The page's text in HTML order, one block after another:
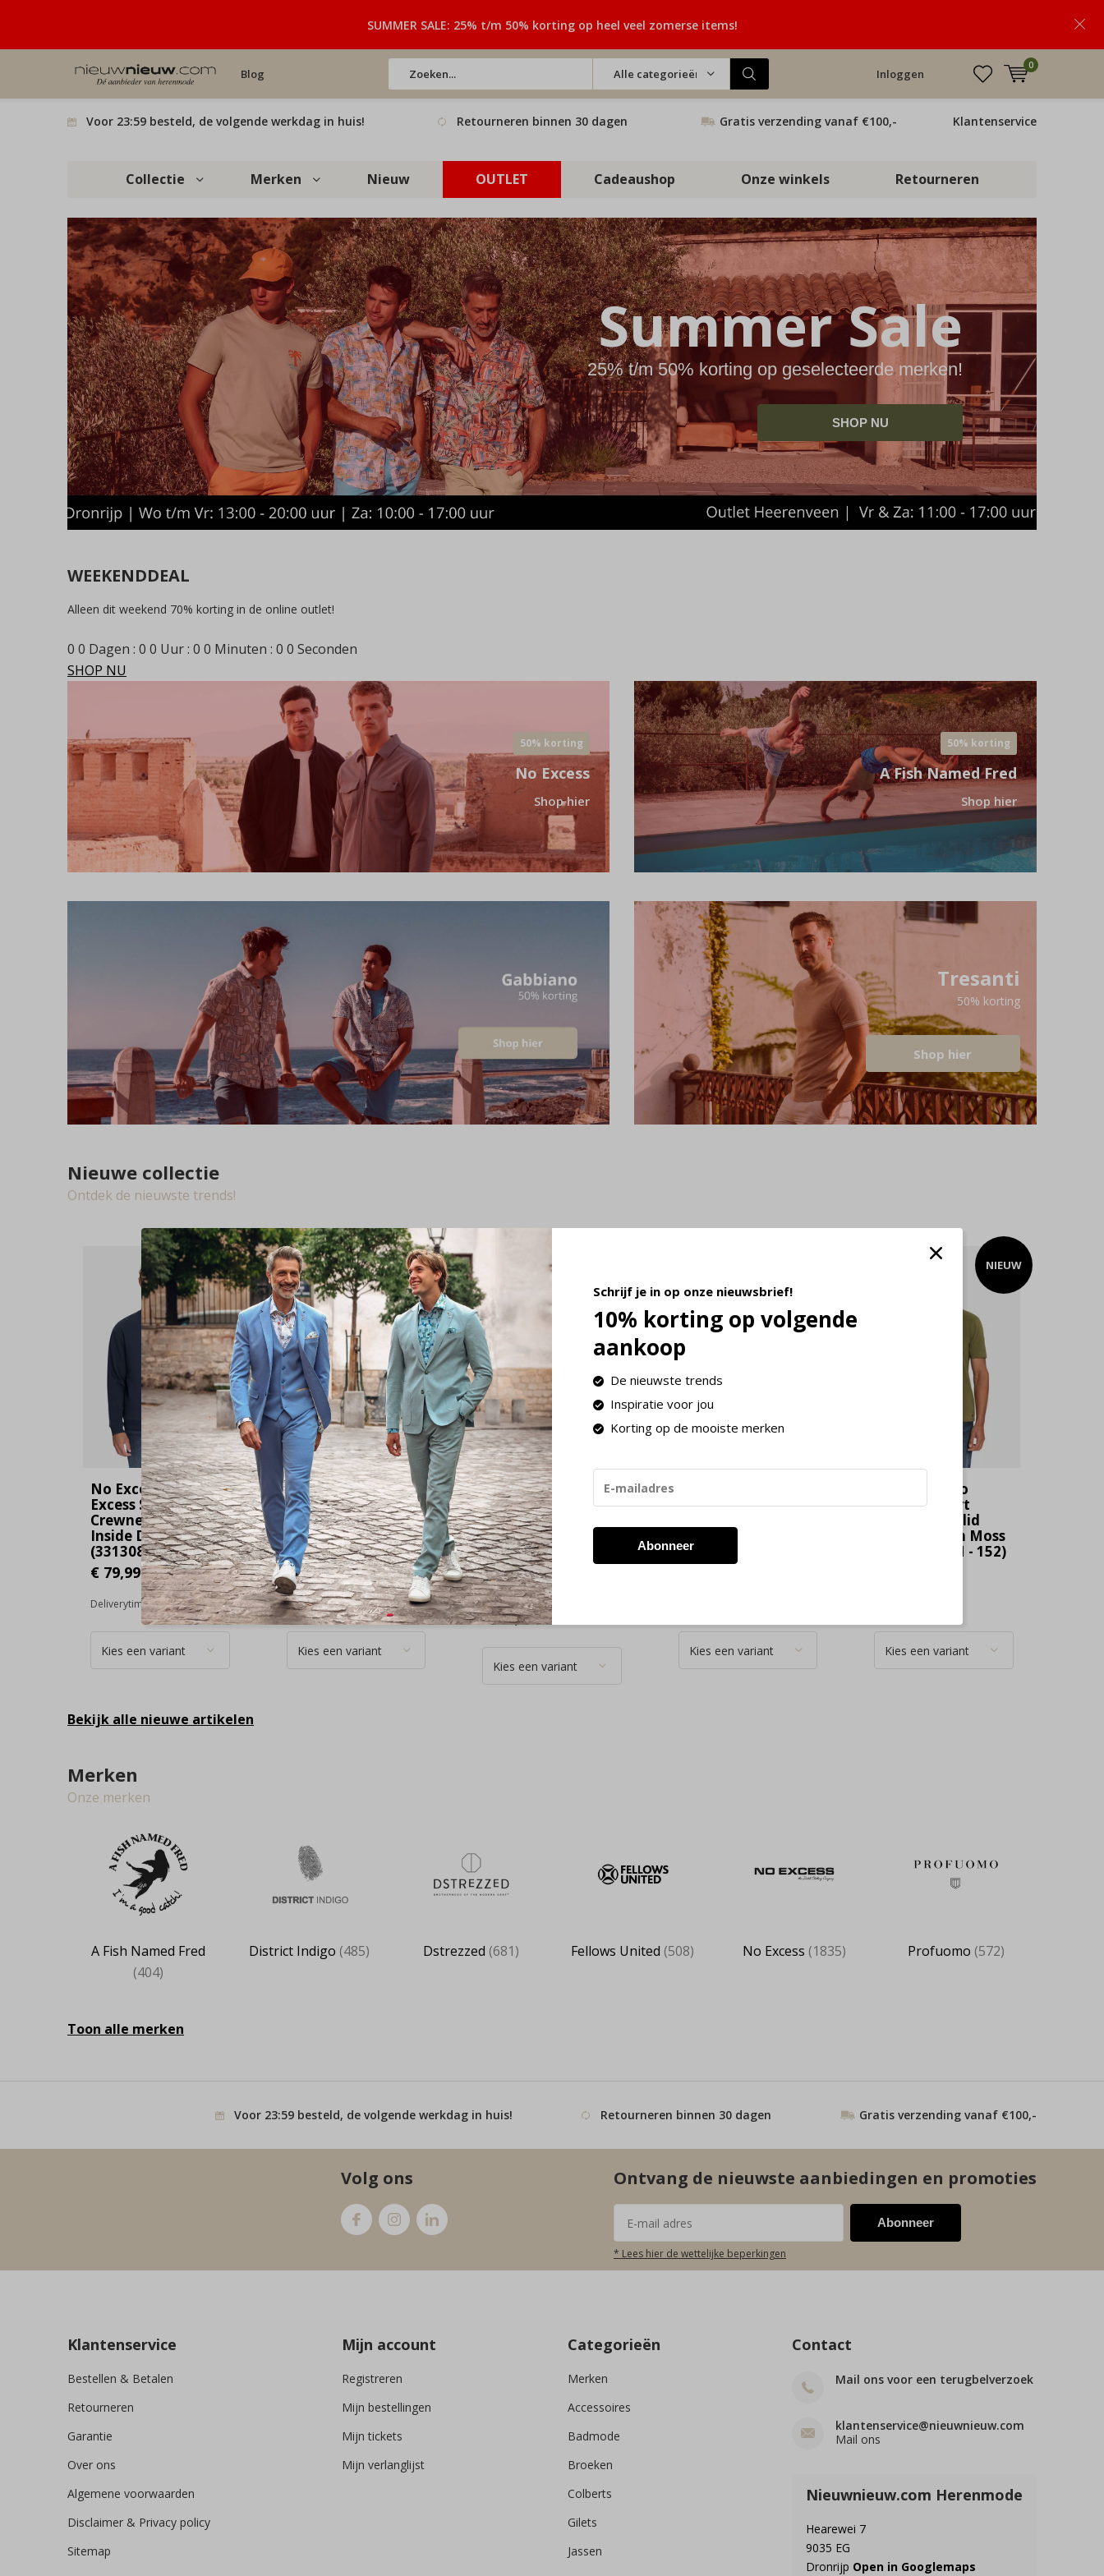
Blog Alle categorieën Inloggen
0
SUMMER SALE: 25% t/m 50% korting op heel veel zomerse items!
Voor 23:59 besteld, de volgende werkdag in huis! Retourneren binnen 30 dagen Gratis verzending vanaf €100,- Klantenservice
Collectie Merken Nieuw OUTLET Cadeaushop Onze winkels Retourneren
Summer Sale
25% t/m 50% korting op geselecteerde merken!
SHOP NU
WEEKENDDEAL
Alleen dit weekend 70% korting in de online outlet!
0 0 Dagen : 0 0 Uur: 0 0 Minuten : 0 0 Seconden
SHOP NU
50% korting
No Excess
Shop hier
50% korting
A Fish Named Fred
Shop hier
Tresanti
50% korting
Shop hier
Nieuwe collectie
Ontdek de nieuwste trends!
No Excess No
Excess Sweater
Crewneck Brushed
Inside Dark Night
(33130857 - 178)
NIEUW
€ 79,99
Deliverytime
No Excess No
Excess Sweater
Crewneck Brushed
Inside Clay
(33130857 - 018)
NIEUW
€ 79,99
Deliverytime
No Excess No
Excess T-shirt
Crewneck Graphic
Back print Dark
Brown (33340712 -
042)
€ 39,99
Deliverytime
Excess T-shirt
Back print Stone
(33340712 - 014)
No Excess No
Excess T-Shirt
Crewneck Solid
Basic Stretch Moss
(33340703SN - 152)
NIEUW
Bekijk alle nieuwe artikelen
Merken
Onze merken
A Fish Named Fred
(404)
District Indigo (485) Dstrezzed (681) Fellows United (508) No Excess (1835) Profuomo (572)
Toon alle merken
Schrijf je in op onze nieuwsbrief!
10% korting op volgende
aankoop
De nieuwste trends
Inspiratie voor jou
Korting op de mooiste merken
Abonneer
Voor 23:59 besteld, de volgende werkdag in huis! Retourneren binnen 30 dagen Gratis verzending vanaf €100,-
Volg ons Ontvang de nieuwste aanbiedingen en promoties
Abonneer
* Lees hier de wettelijke beperkingen
Klantenservice
Bestellen & Betalen
Retourneren
Garantie
Over ons
Algemene voorwaarden
Disclaimer & Privacy policy
Sitemap
Mijn account
Registreren
Mijn bestellingen
Mijn tickets
Mijn verlanglijst
Categorieën
Merken
Accessoires
Badmode
Broeken
Colberts
Gilets
Jassen
Contact
Mail ons voor een terugbelverzoek
klantenservice@nieuwnieuw.com
Mail ons
Nieuwnieuw.com Herenmode
Hearewei 7
9035 EG
Dronrijp Open in Googlemaps